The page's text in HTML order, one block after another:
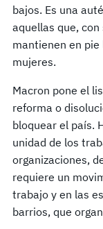
bajos. Es una
aquellas que,
mantienen en
mujeres.
Macron pone el
reforma o
bloquear el país.
unidad de los
organizaciones,
requiere un
trabajo y en las
barrios, que